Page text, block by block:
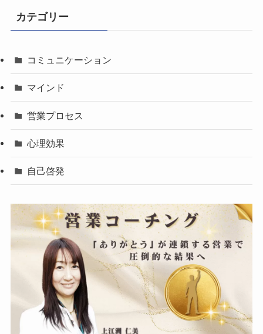
カテゴリー
コミュニケーション
マインド
営業プロセス
心理効果
自己啓発